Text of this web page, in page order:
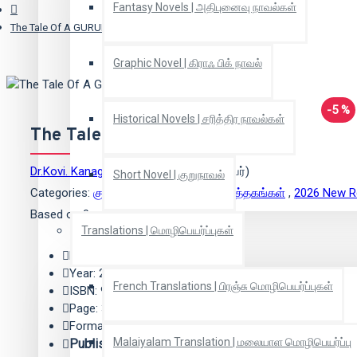
Fantasy Novels | அதிபுனைவு நாவல்கள்
Graphic Novel | கிராஃ பிக் நாவல்
Historical Novels | சரித்திர நாவல்கள்
Short Novel | குறுநாவல்
Translations | மொழிபெயர்ப்புகள்
French Translations | பிரஞ்சு மொழிபெயர்ப்புகள்
Malaiyalam Translation | மலையாள மொழிபெயர்ப்பு
The Tale Of A GURUKULAM
-5 %
The Tale Of A GURUKULAM
Dr.Kovi. Kanaga Vinayagam (பதிப்பாசிரியர்)
Categories: குழந்தைகளுக்கான சிறந்த புத்தகங்கள் , 2026 New
Based on 0 reviews.
Edition: 1
Year: 2026
ISBN: 9788198393937
Page: 32
Format: Paperback
Publisher: நிகர்மொழி பதிப்பகம்